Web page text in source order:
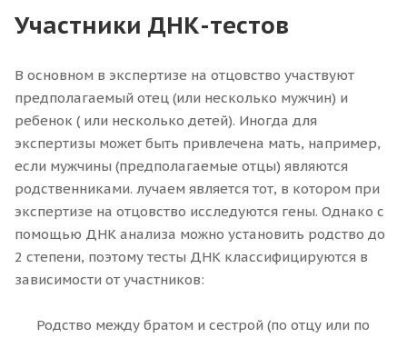
Участники ДНК-тестов
В основном в экспертизе на отцовство участвуют
предполагаемый отец (или несколько мужчин) и
ребенок ( или несколько детей). Иногда для
экспертизы может быть привлечена мать, например,
если мужчины (предполагаемые отцы) являются
родственниками. лучаем является тот, в котором при
экспертизе на отцовство исследуются гены. Однако с
помощью ДНК анализа можно установить родство до
2 степени, поэтому тесты ДНК классифицируются в
зависимости от участников:
Родство между братом и сестрой (по отцу или по